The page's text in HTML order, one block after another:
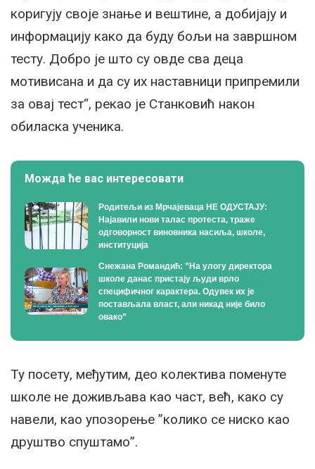
коригују своје знање и вештине, а добијају и
информацију како да буду бољи на завршном
тесту. Добро је што су овде сва деца
мотивисана и да су их наставници припремили
за овај тест“, рекао је Станковић након
обиласка ученика.
Можда ће вас интересовати
Родитељи из Мрчајеваца НЕ ОДУСТАЈУ:
Најавили нови талас протеста, траже
одговорност виновника насиља, школе,
институција
Снежана Романдић: ”На улогу директора
школе данас пристају људи врло
специфичног карактера. Одувек их је
постављала власт, али никад није било
овако”
Ту посету, међутим, део колектива поменуте
школе не доживљава као част, већ, како су
навели, као упозорење ”колико се ниско као
друштво спуштамо”.